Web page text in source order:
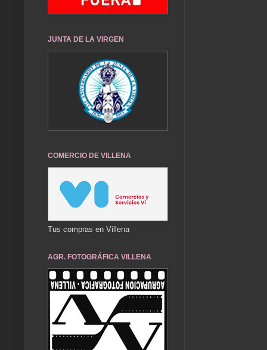
JUNTA DE LA VIRGEN
COMERCIO DE VILLENA
Tus compras en Villena
AGR. FOTOGRÁFICA VILLENA